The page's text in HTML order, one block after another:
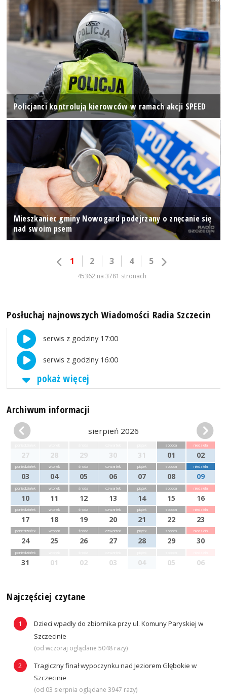
Policjanci kontrolują kierowców w ramach akcji SPEED
Mieszkaniec gminy Nowogard podejrzany o znęcanie się
nad swoim psem
1 2 3 4 5
45362 na 3781 stronach
Posłuchaj najnowszych Wiadomości Radia Szczecin
serwis z godziny 17:00
serwis z godziny 16:00
pokaż więcej
Archiwum informacji
sierpień 2026
27 28 29 30 31
sobota
01
niedziela
02
poniedziałek
03
wtorek
04
środa
05
czwartek
06
piątek
07
sobota
08
niedziela
09
poniedziałek
10
wtorek
11
środa
12
czwartek
13
piątek
14
sobota
15
niedziela
16
poniedziałek
17
wtorek
18
środa
19
czwartek
20
piątek
21
sobota
22
niedziela
23
poniedziałek
24
wtorek
25
środa
26
czwartek
27
piątek
28
sobota
29
niedziela
30
poniedziałek
31 01 02 03 04 05 06
Najczęściej czytane
Dzieci wpadły do zbiornika przy ul. Komuny Paryskiej w
Szczecinie
(od wczoraj oglądane 5048 razy)
Tragiczny finał wypoczynku nad Jeziorem Głębokie w
Szczecinie
(od 03 sierpnia oglądane 3947 razy)